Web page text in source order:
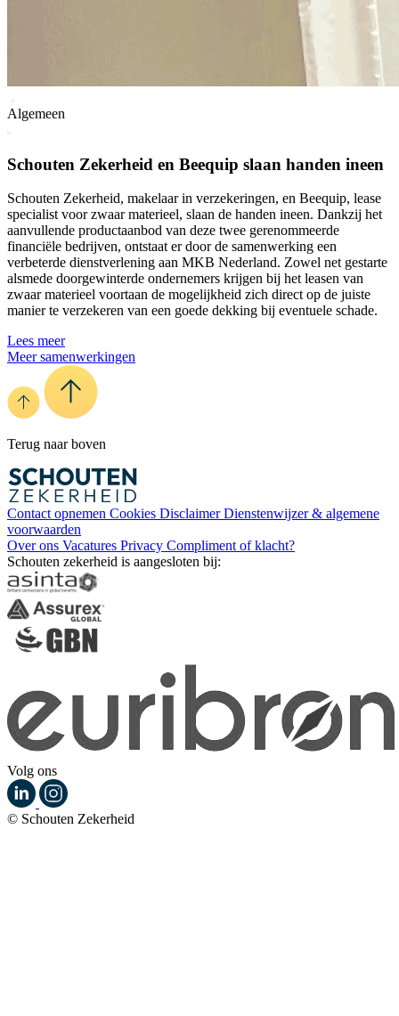
Algemeen
Schouten Zekerheid en Beequip slaan handen ineen
Schouten Zekerheid, makelaar in verzekeringen, en Beequip, lease
specialist voor zwaar materieel, slaan de handen ineen. Dankzij het
aanvullende productaanbod van deze twee gerenommeerde
financiële bedrijven, ontstaat er door de samenwerking een
verbeterde dienstverlening aan MKB Nederland. Zowel net gestarte
alsmede doorgewinterde ondernemers krijgen bij het leasen van
zwaar materieel voortaan de mogelijkheid zich direct op de juiste
manier te verzekeren van een goede dekking bij eventuele schade.
Lees meer
Meer samenwerkingen
Terug naar boven
Contact opnemen Cookies DisclaimerDienstenwijzer & algemene
voorwaarden
Over ons Vacatures Privacy Compliment of klacht?
Schouten zekerheid is aangesloten bij:
Volg ons
© Schouten Zekerheid